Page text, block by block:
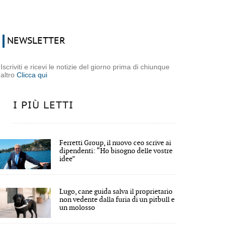
NEWSLETTER
Iscriviti e ricevi le notizie del giorno prima di chiunque
altroClicca qui
I PIÙ LETTI
Ferretti Group, il nuovo ceo scrive ai
dipendenti: “Ho bisogno delle vostre
idee”
Lugo, cane guida salva il proprietario
non vedente dalla furia di un pitbull e
un molosso